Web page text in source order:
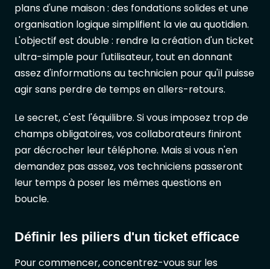
plans d'une maison : des fondations solides et une
organisation logique simplifient la vie au quotidien.
L'objectif est double : rendre la création d'un ticket
ultra-simple pour l'utilisateur, tout en donnant
assez d'informations au technicien pour qu'il puisse
agir sans perdre de temps en allers-retours.
Le secret, c'est l'équilibre. Si vous imposez trop de
champs obligatoires, vos collaborateurs finiront
par décrocher leur téléphone. Mais si vous n'en
demandez pas assez, vos techniciens passeront
leur temps à poser les mêmes questions en
boucle.
Définir les piliers d'un ticket efficace
Pour commencer, concentrez-vous sur les